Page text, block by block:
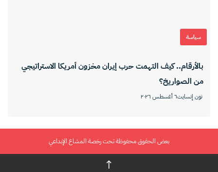
سياسة
بالأرقام.. كيف التهمت حرب إيران مخزون أمريكا الاستراتيجي
من الصواريخ؟
نون إنسايت٦ أغسطس ٢٠٢٦
بعض الحقوق محفوظة تحت رخصة المشاع الإبداعي
↑